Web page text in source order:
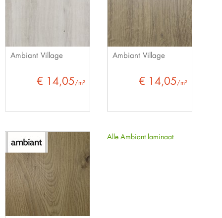
Ambiant Village
€ 14,05 /m²
Ambiant Village
€ 14,05 /m²
Alle Ambiant laminaat